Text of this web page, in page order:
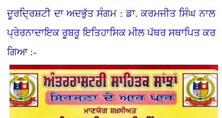
ਦੂਰਦ੍ਰਿਸ਼ਟੀ ਦਾ ਅਦਭੁੱਤ ਸੰਗਮ : ਡਾ. ਕਰਮਜੀਤ ਸਿੰਘ ਨਾਲ
ਪ੍ਰੇਰਨਾਦਾਇਕ ਰੂਬਰੂ ਇਤਿਹਾਸਿਕ ਮੀਲ ਪੱਥਰ ਸਥਾਪਿਤ ਕਰ
ਗਿਆ :-